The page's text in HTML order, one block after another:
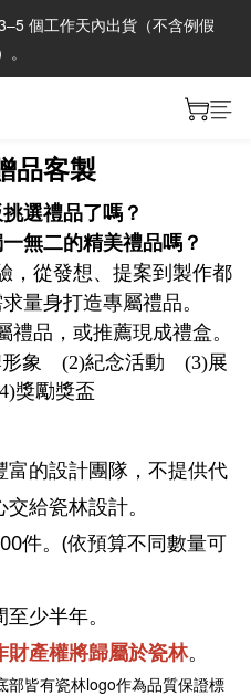
個工作天內出貨（不含例假
。
品客製
選禮品了嗎？
無二的精美禮品嗎？
， 從發想、提案到製作都
量身打造專屬禮品。
品，或推薦現成禮盒。
形象 (2)紀念活動 (3)展
獎勵獎盃
富的設計團隊，不提供代
給瓷林設計。
件。(依預算不同數量可
少半年。
財產權將歸屬於瓷林。
部皆有瓷林logo作為品質保證標